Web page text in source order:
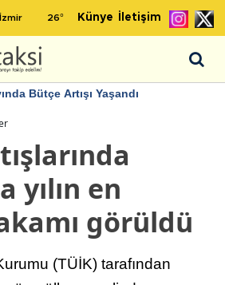
26° Künye İletişim
Bütçe Artışı Yaşandı
yılın en
görüldü
(TÜİK) tarafından